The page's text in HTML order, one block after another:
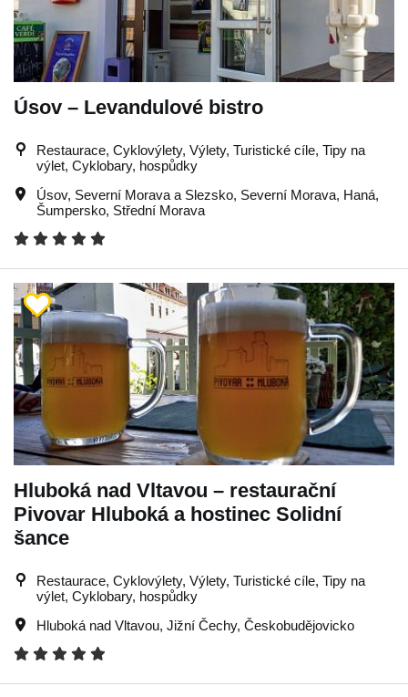
Úsov – Levandulové bistro
Restaurace, Cyklovýlety, Výlety, Turistické cíle, Tipy na
výlet, Cyklobary, hospůdky
Úsov, Severní Morava a Slezsko, Severní Morava, Haná,
Šumpersko, Střední Morava
Hluboká nad Vltavou – restaurační
Pivovar Hluboká a hostinec Solidní
šance
Restaurace, Cyklovýlety, Výlety, Turistické cíle, Tipy na
výlet, Cyklobary, hospůdky
Hluboká nad Vltavou, Jižní Čechy, Českobudějovicko